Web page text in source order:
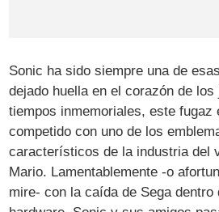
Sonic ha sido siempre una de
dejado huella en el corazón de
tiempos inmemoriales, este fugaz
competido con uno de los
característicos de la industria del
Mario. Lamentablemente -o
mire- con la caída de Sega dentro